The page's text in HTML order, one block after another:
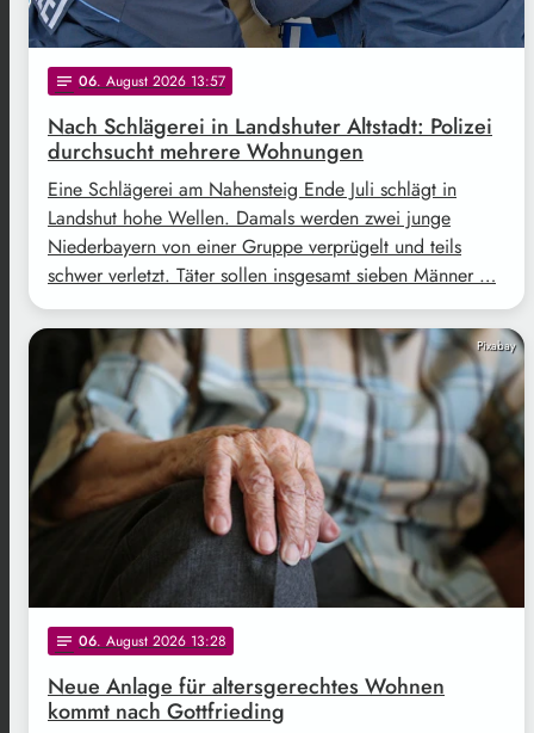
notes 06. August 2026 13:57
Nach Schlägerei in Landshuter Altstadt: Polizei
durchsucht mehrere Wohnungen
Eine Schlägerei am Nahensteig Ende Juli schlägt in
Landshut hohe Wellen. Damals werden zwei junge
Niederbayern von einer Gruppe verprügelt und teils
schwer verletzt. Täter sollen insgesamt sieben Männer …
Pixabay
notes 06. August 2026 13:28
Neue Anlage für altersgerechtes Wohnen
kommt nach Gottfrieding